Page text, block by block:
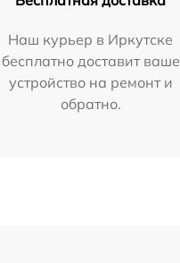
Наш курьер в Иркутске
бесплатно доставит ваше
устройство на ремонт и
обратно.